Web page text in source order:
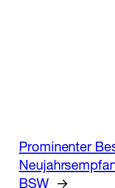
Prominenter
BSW
→